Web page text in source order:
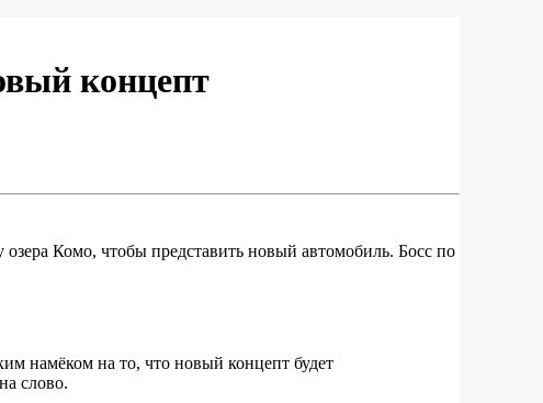
концепт
Комо, чтобы представить новый автомобиль. Босс по
намёком на то, что новый концепт будет
слово.